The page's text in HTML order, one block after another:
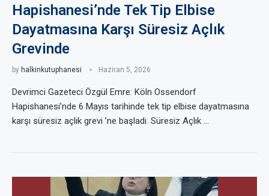
Hapishanesi’nde Tek Tip Elbise
Dayatmasına Karşı Süresiz Açlık
Grevinde
by halkinkutuphanesi Haziran 5, 2026
Devrimci Gazeteci Özgül Emre: Köln Ossendorf
Hapishanesi’nde 6 Mayıs tarihinde tek tip elbise dayatmasına
karşı süresiz açlık grevi ’ne başladı. Süresiz Açlık …